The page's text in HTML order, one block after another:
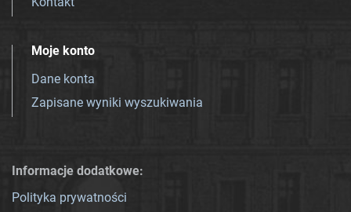
Moje konto
Dane konta
Zapisane wyniki wyszukiwania
Informacje dodatkowe:
Polityka prywatności